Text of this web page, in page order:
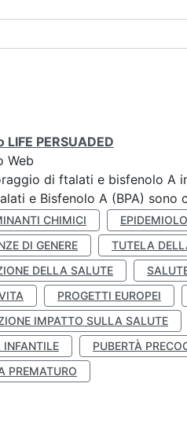
PERSUADED
Web
di ftalati e bisfenolo A
e Bisfenolo A (BPA)
CHIMICI
DI GENERE
TUTELA
DELLA SALUTE
PROGETTI EUROPEI
IMPATTO SULLA SALUTE
INFANTILE
PUBERTÀ
PREMATURO